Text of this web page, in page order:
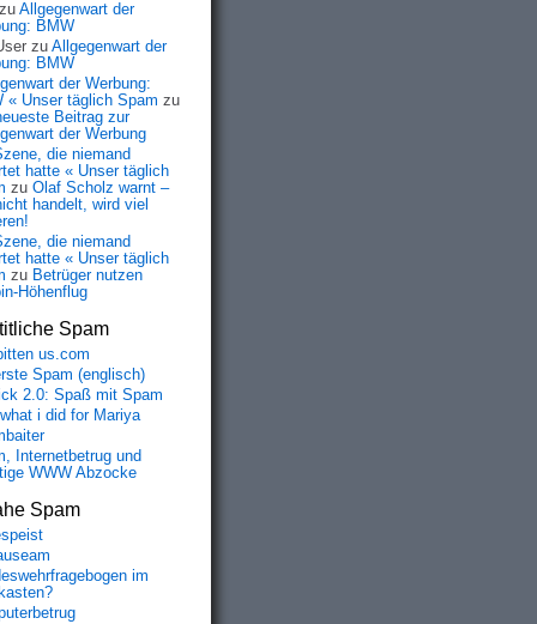
/>
zu Allgegenwart der
BMW
zu Allgegenwart der
BMW
der Werbung:
« Unser täglich Spam zu
Beitrag zur
der Werbung
die niemand
hatte « Unser täglich
zu Olaf Scholz warnt –
handelt, wird viel
die niemand
hatte « Unser täglich
zu Betrüger nutzen
Höhenflug
Spam
us.com
Spam (englisch)
2.0: Spaß mit Spam
what i did for Mariya
Internetbetrug und
WWW Abzocke
Spam
im